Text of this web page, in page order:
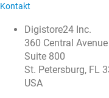
Kontakt
Digistore24 Inc.
360 Central Avenue
Suite 800
St. Petersburg, FL
USA